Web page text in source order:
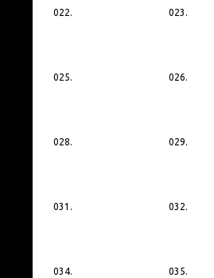
022. 023.
025. 026.
028. 029.
031. 032.
034. 035.